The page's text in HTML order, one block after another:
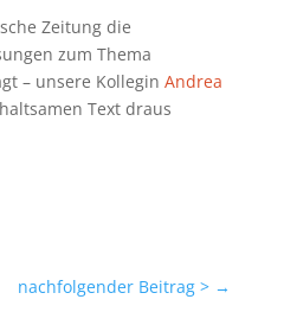
Zeitung die
zum Thema
– unsere Kollegin Andrea
Text draus
nachfolgender Beitrag > →